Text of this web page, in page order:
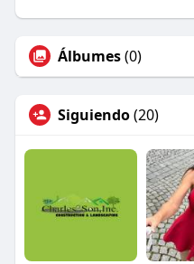
Álbumes(0)
Siguiendo(20)